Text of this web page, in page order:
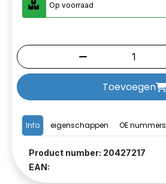
Info eigenschappen OE nummers
Product number: 20427217
EAN:
Op voorraad
Toevoegen